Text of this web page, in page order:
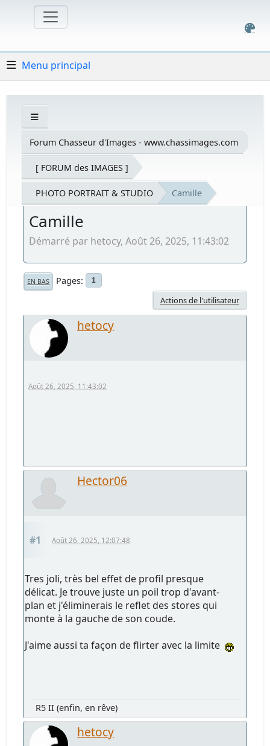
Menu principal
Forum Chasseur d'Images - www.chassimages.com
[ FORUM des IMAGES ]
PHOTO PORTRAIT & STUDIO Camille
Camille
Démarré par hetocy, Août 26, 2025, 11:43:02
EN BAS Pages 1
Actions de l'utilisateur
hetocy
Août 26, 2025, 11:43:02
Hector06
#1 Août 26, 2025, 12:07:48
Tres joli, très bel effet de profil presque
délicat. Je trouve juste un poil trop d'avant-
plan et j'éliminerais le reflet des stores qui
monte à la gauche de son coude.
J'aime aussi ta façon de flirter avec la limite
R5 II (enfin, en rêve)
hetocy